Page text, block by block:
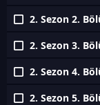
2. Sezon 2.
2. Sezon 3.
2. Sezon 4.
2. Sezon 5.